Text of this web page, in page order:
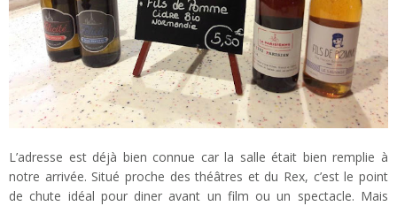
L’adresse est déjà bien connue car la salle était bien remplie à
notre arrivée. Situé proche des théâtres et du Rex, c’est le point
de chute idéal pour diner avant un film ou un spectacle. Mais